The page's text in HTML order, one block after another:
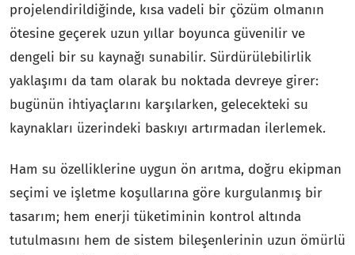
projelendirildiğinde, kısa vadeli bir çözüm olmanın
ötesine geçerek uzun yıllar boyunca güvenilir ve
dengeli bir su kaynağı sunabilir. Sürdürülebilirlik
yaklaşımı da tam olarak bu noktada devreye girer:
bugünün ihtiyaçlarını karşılarken, gelecekteki su
kaynakları üzerindeki baskıyı artırmadan ilerlemek.
Ham su özelliklerine uygun ön arıtma, doğru ekipman
seçimi ve işletme koşullarına göre kurgulanmış bir
tasarım; hem enerji tüketiminin kontrol altında
tutulmasını hem de sistem bileşenlerinin uzun ömürlü